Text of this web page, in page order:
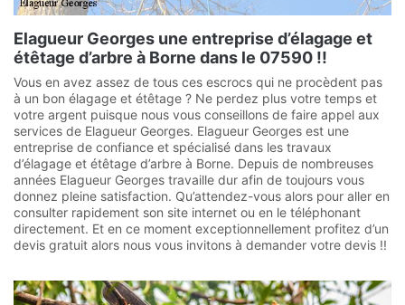
Elagueur Georges une entreprise d’élagage et
étêtage d’arbre à Borne dans le 07590 !!
Vous en avez assez de tous ces escrocs qui ne procèdent pas
à un bon élagage et étêtage ? Ne perdez plus votre temps et
votre argent puisque nous vous conseillons de faire appel aux
services de Elagueur Georges. Elagueur Georges est une
entreprise de confiance et spécialisé dans les travaux
d’élagage et étêtage d’arbre à Borne. Depuis de nombreuses
années Elagueur Georges travaille dur afin de toujours vous
donnez pleine satisfaction. Qu’attendez-vous alors pour aller en
consulter rapidement son site internet ou en le téléphonant
directement. Et en ce moment exceptionnellement profitez d’un
devis gratuit alors nous vous invitons à demander votre devis !!